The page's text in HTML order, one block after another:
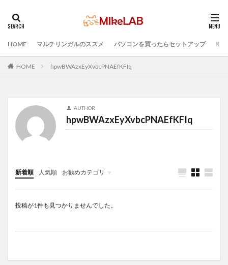
HOME マルチリンガルのススメ パソコンを買ったらセットアップ プ
HOME hpwBWAzxEyXvbcPNAEfKFIq
AUTHOR
hpwBWAzxEyXvbcPNAEfKFIq
新着順 人気順 お勧めカテゴリ
Infomation
投稿が1件も見つかりませんでした。
タグ
プログラミング準備
セキュリティ対策ソフト
マルチリンガル
プログラミング言語
ブラインドタッチ
PC準備